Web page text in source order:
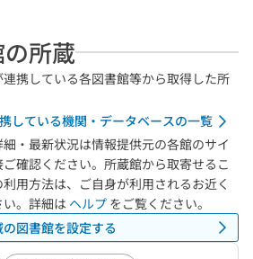
所蔵
携している各図書館等から取得した所
している機関・データベースの一覧
・最新状況は情報提供元の各館のサイ
確認ください。所蔵館から取寄せるこ
用方法は、ご自身が利用されるお近く
。詳細は ヘルプ をご覧ください。
図書館を設定する